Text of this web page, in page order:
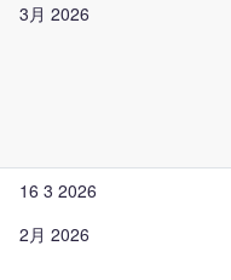
3月 2026
16 3 2026
2月 2026